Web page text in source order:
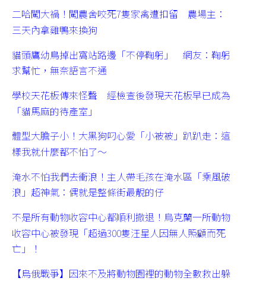
二哈闖大禍！闖農舍咬死7隻家禽遭扣留 農場主：
三天內拿雞鴨來換狗
貓頭鷹幼鳥掉出窩站路邊「不停鞠躬」 網友：鞠躬
求幫忙，無奈語言不通
學校天花板傳來怪聲 經檢查後發現天花板早已成為
「貓馬麻的待產室」
體型大膽子小！大黑狗叼心愛「小被被」趴趴走：這
樣我就什麼都不怕了～
淹水不怕我們去衝浪！主人帶毛孩在淹水區「乘風破
浪」超神氣：偶就是整條街最靚的仔
不是所有動物收容中心都順利撤退！烏克蘭一所動物
收容中心被發現「超過300隻汪星人因無人照顧而死
亡」！
【烏俄戰爭】因來不及將動物園裡的動物全數救出躲